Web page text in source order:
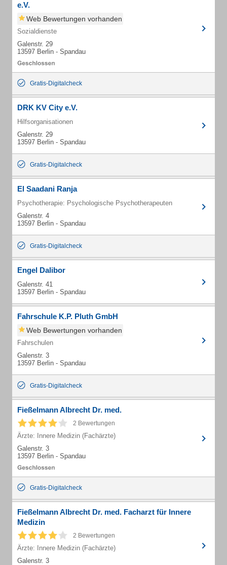
e.V.
Web Bewertungen vorhanden
Sozialdienste
Galenstr. 29
13597 Berlin - Spandau
Gratis-Digitalcheck
DRK KV City e.V.
Hilfsorganisationen
Galenstr. 29
13597 Berlin - Spandau
Gratis-Digitalcheck
El Saadani Ranja
Psychotherapie: Psychologische Psychotherapeuten
Galenstr. 4
13597 Berlin - Spandau
Gratis-Digitalcheck
Engel Dalibor
Galenstr. 41
13597 Berlin - Spandau
Fahrschule K.P. Pluth GmbH
Web Bewertungen vorhanden
Fahrschulen
Galenstr. 3
13597 Berlin - Spandau
Gratis-Digitalcheck
Fießelmann Albrecht Dr. med.
2 Bewertungen
Ärzte: Innere Medizin (Fachärzte)
Galenstr. 3
13597 Berlin - Spandau
Gratis-Digitalcheck
Fießelmann Albrecht Dr. med. Facharzt für Innere
Medizin
2 Bewertungen
Ärzte: Innere Medizin (Fachärzte)
Galenstr. 3